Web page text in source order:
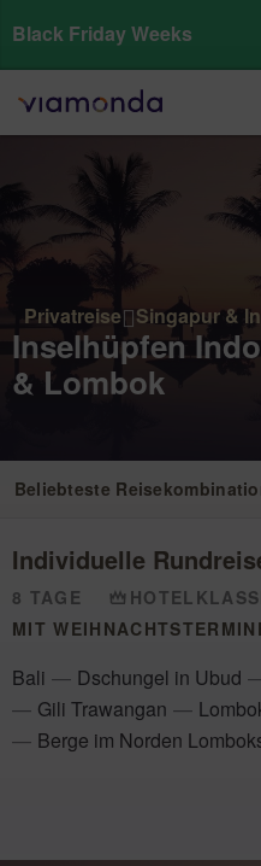
Black Friday Weeks
Privatreise Singapur &
Inselhüpfen
& Lombok
Beliebteste
Individuelle
8 TAGE
MIT
Bali Dschungel in Ubud
Gili Trawangan
Berge im Norden